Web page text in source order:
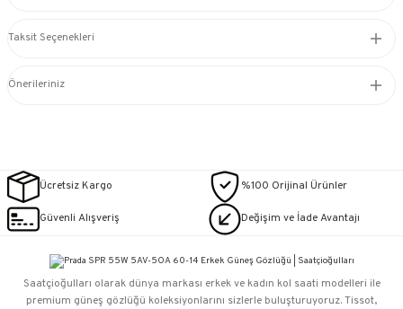
Taksit Seçenekleri
Önerileriniz
Ücretsiz Kargo %100 Orijinal Ürünler
Güvenli Alışveriş Değişim ve İade Avantajı
Saatçioğulları⁠ olarak dünya markası erkek ve kadın kol saati modelleri ile
premium güneş gözlüğü koleksiyonlarını sizlerle buluşturuyoruz. Tissot,